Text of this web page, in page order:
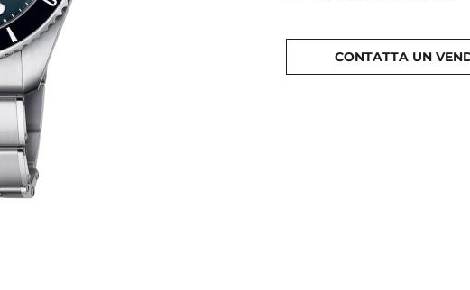
CONTATTA UN